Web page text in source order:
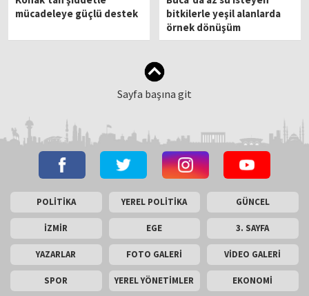
mücadeleye güçlü destek
bitkilerle yeşil alanlarda
örnek dönüşüm
Sayfa başına git
POLİTİKA YEREL POLİTİKA GÜNCEL
İZMİR EGE 3. SAYFA
YAZARLAR FOTO GALERİ VİDEO GALERİ
SPOR YEREL YÖNETİMLER EKONOMİ